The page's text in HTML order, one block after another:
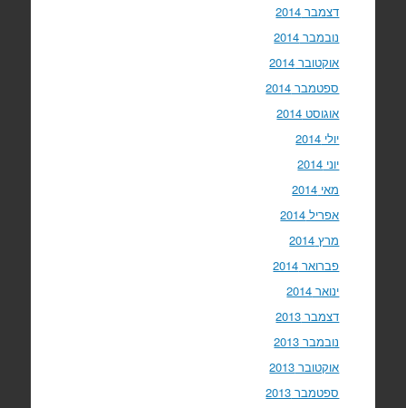
דצמבר 2014
נובמבר 2014
אוקטובר 2014
ספטמבר 2014
אוגוסט 2014
יולי 2014
יוני 2014
מאי 2014
אפריל 2014
מרץ 2014
פברואר 2014
ינואר 2014
דצמבר 2013
נובמבר 2013
אוקטובר 2013
ספטמבר 2013